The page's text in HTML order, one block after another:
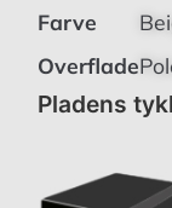
Farve
Overflade
Pladens